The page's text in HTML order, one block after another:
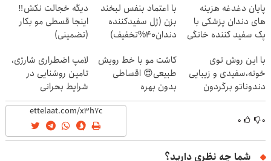
پایان دغدغه هزینه
های دندان پزشکی با
پک سفید کننده خانگی
با اعتماد بنفس لبخند
بزن (ژل سفیدکننده
دندان40%تخفیف)
دیگه خجالت نکش‼️
اینجا قسطی مو بکار
(تضمینی)
با این روش توی
خونه،سفیدی و زیبایی
دندوناتو برگردون
(40%off)
کاشت مو با خط رویش
طبیعی😍 اقساطی
بدون بهره
لامپ اضطراری شارژی،
تامین روشنایی در
شرایط بحرانی
۰ ۰
شما چه نظری دارید؟